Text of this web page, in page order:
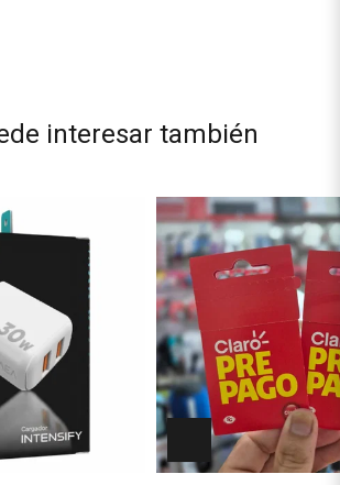
interesar también